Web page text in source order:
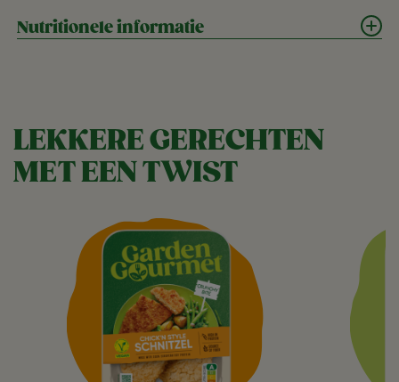
Nutritionele informatie
LEKKERE GERECHTEN
MET EEN TWIST